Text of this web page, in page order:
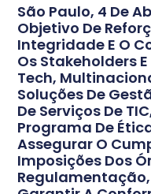
São Paulo, 4 De
Objetivo De
Integridade E O
Os Stakeholders
Tech,
Soluções De
De Serviços De
Programa De
Assegurar O
Imposições Dos